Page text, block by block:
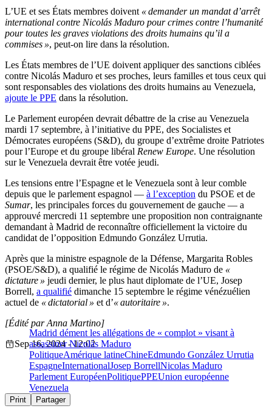
L’UE et ses États membres doivent « demander un mandat d’arrêt
international contre Nicolás Maduro pour crimes contre l’humanité
pour toutes les graves violations des droits humains qu’il a
commises », peut-on lire dans la résolution.
Les États membres de l’UE doivent appliquer des sanctions ciblées
contre Nicolás Maduro et ses proches, leurs familles et tous ceux qui
sont responsables des violations des droits humains au Venezuela,
ajoute le PPE dans la résolution.
Le Parlement européen devrait débattre de la crise au Venezuela
mardi 17 septembre, à l’initiative du PPE, des Socialistes et
Démocrates européens (S&D), du groupe d’extrême droite Patriotes
pour l’Europe et du groupe libéral Renew Europe. Une résolution
sur le Venezuela devrait être votée jeudi.
Les tensions entre l’Espagne et le Venezuela sont à leur comble
depuis que le parlement espagnol — à l’exception du PSOE et de
Sumar, les principales forces du gouvernement de gauche — a
approuvé mercredi 11 septembre une proposition non contraignante
demandant à Madrid de reconnaître officiellement la victoire du
candidat de l’opposition Edmundo González Urrutia.
Après que la ministre espagnole de la Défense, Margarita Robles
(PSOE/S&D), a qualifié le régime de Nicolás Maduro de «
dictature » jeudi dernier, le plus haut diplomate de l’UE, Josep
Borrell, a qualifié dimanche 15 septembre le régime vénézuélien
actuel de « dictatorial » et d’« autoritaire ».
Madrid dément les allégations de « complot » visant à
assassiner Nicolás Maduro
[Édité par Anna Martino]
Sep 16, 2024 - 12:02
PolitiqueAmérique latineChineEdmundo González Urrutia
EspagneInternationalJosep BorrellNicolas Maduro
Parlement EuropéenPolitiquePPEUnion européenne
Venezuela
Print Partager